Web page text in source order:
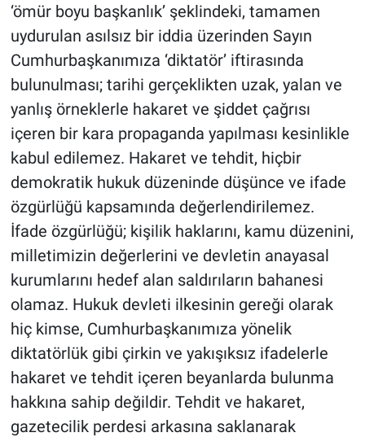
‘ömür boyu başkanlık’ şeklindeki, tamamen
uydurulan asılsız bir iddia üzerinden Sayın
Cumhurbaşkanımıza ‘diktatör’ iftirasında
bulunulması; tarihi gerçeklikten uzak, yalan ve
yanlış örneklerle hakaret ve şiddet çağrısı
içeren bir kara propaganda yapılması kesinlikle
kabul edilemez. Hakaret ve tehdit, hiçbir
demokratik hukuk düzeninde düşünce ve ifade
özgürlüğü kapsamında değerlendirilemez.
İfade özgürlüğü; kişilik haklarını, kamu düzenini,
milletimizin değerlerini ve devletin anayasal
kurumlarını hedef alan saldırıların bahanesi
olamaz. Hukuk devleti ilkesinin gereği olarak
hiç kimse, Cumhurbaşkanımıza yönelik
diktatörlük gibi çirkin ve yakışıksız ifadelerle
hakaret ve tehdit içeren beyanlarda bulunma
hakkına sahip değildir. Tehdit ve hakaret,
gazetecilik perdesi arkasına saklanarak